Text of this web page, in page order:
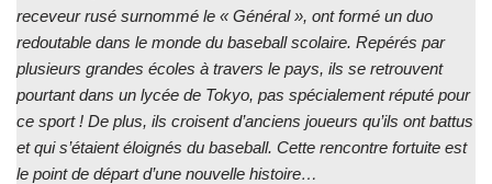
receveur rusé surnommé le « Général », ont formé un duo
redoutable dans le monde du baseball scolaire. Repérés par
plusieurs grandes écoles à travers le pays, ils se retrouvent
pourtant dans un lycée de Tokyo, pas spécialement réputé pour
ce sport ! De plus, ils croisent d’anciens joueurs qu’ils ont battus
et qui s’étaient éloignés du baseball. Cette rencontre fortuite est
le point de départ d’une nouvelle histoire…